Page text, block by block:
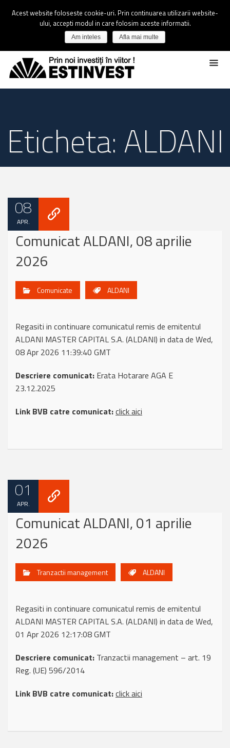
Eticheta: ALDANI
08
APR.
Comunicat ALDANI, 08 aprilie
2026
Comunicate ALDANI
Regasiti in continuare comunicatul remis de emitentul
ALDANI MASTER CAPITAL S.A. (ALDANI) in data de Wed,
08 Apr 2026 11:39:40 GMT
Descriere comunicat: Erata Hotarare AGA E
23.12.2025
Link BVB catre comunicat:click aici
01
APR.
Comunicat ALDANI, 01 aprilie
2026
Tranzactii management ALDANI
Regasiti in continuare comunicatul remis de emitentul
ALDANI MASTER CAPITAL S.A. (ALDANI) in data de Wed,
01 Apr 2026 12:17:08 GMT
Descriere comunicat: Tranzactii management – art. 19
Reg. (UE) 596/2014
Link BVB catre comunicat:click aici
Acest website foloseste cookie-uri. Prin continuarea utilizarii website-
ului, accepti modul in care folosim aceste informatii.
Am inteles Afla mai multe